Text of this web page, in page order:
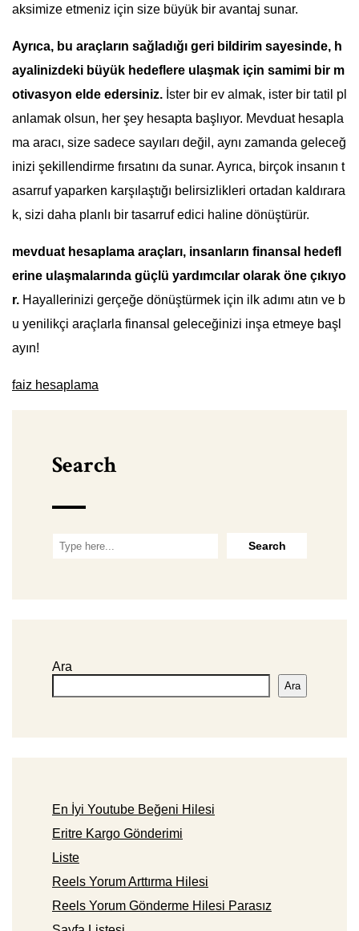
aksimize etmeniz için size büyük bir avantaj sunar.
Ayrıca, bu araçların sağladığı geri bildirim sayesinde, h
ayalinizdeki büyük hedeflere ulaşmak için samimi bir m
otivasyon elde edersiniz. İster bir ev almak, ister bir tatil pl
anlamak olsun, her şey hesapta başlıyor. Mevduat hesapla
ma aracı, size sadece sayıları değil, aynı zamanda geleceğ
inizi şekillendirme fırsatını da sunar. Ayrıca, birçok insanın t
asarruf yaparken karşılaştığı belirsizlikleri ortadan kaldırara
k, sizi daha planlı bir tasarruf edici haline dönüştürür.
mevduat hesaplama araçları, insanların finansal hedefl
erine ulaşmalarında güçlü yardımcılar olarak öne çıkıyo
r. Hayallerinizi gerçeğe dönüştürmek için ilk adımı atın ve b
u yenilikçi araçlarla finansal geleceğinizi inşa etmeye başl
ayın!
faiz hesaplama
Search
Ara
Ara
En İyi Youtube Beğeni Hilesi
Eritre Kargo Gönderimi
Liste
Reels Yorum Arttırma Hilesi
Reels Yorum Gönderme Hilesi Parasız